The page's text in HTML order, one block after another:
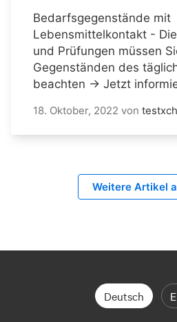
Bedarfsgegenstände mit
Lebensmittelkontakt -
und Prüfungen müssen
Gegenständen des
beachten → Jetzt
18. Oktober, 2022 von
Weitere Artikel
Deutsch